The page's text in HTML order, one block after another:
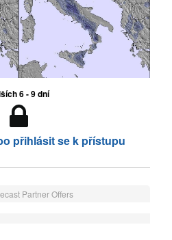
6 - 9 dní
přihlásit se k přístupu
Partner Offers